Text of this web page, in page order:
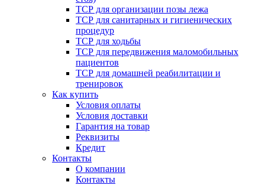
ТСР для организации позы лежа
ТСР для санитарных и гигиенических
процедур
ТСР для ходьбы
ТСР для передвижения маломобильных
пациентов
ТСР для домашней реабилитации и
тренировок
Как купить
Условия оплаты
Условия доставки
Гарантия на товар
Реквизиты
Кредит
Контакты
О компании
Контакты